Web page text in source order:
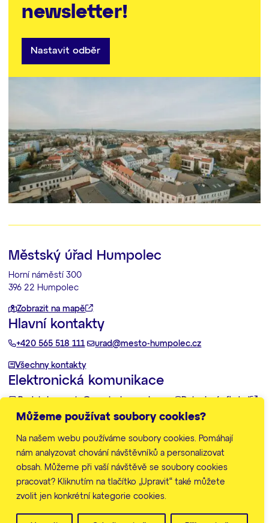
Můžeme používat soubory cookies?
Na našem webu používáme soubory cookies. Pomáhají
nám analyzovat chování návštěvníků a personalizovat
obsah. Můžeme při vaší návštěvě se soubory cookies
pracovat? Kliknutím na tlačítko „Upravit“ také můžete
zvolit jen konkrétní kategorie cookies.
newsletter!
Nastavit odběr
Městský úřad Humpolec
Horní náměstí 300
396 22 Humpolec
Zobrazit na mapě
Hlavní kontakty
+420 565 518 111 urad@mesto-humpolec.cz
Všechny kontakty
Elektronická komunikace
Další informace
Zpracování osobních údajů
Prohlášení o přístupnosti
Nastavení cookies